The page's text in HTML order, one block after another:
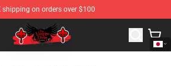
shipping on orders over $100
Shop - Official The Vampire